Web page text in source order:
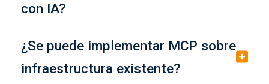
con IA?
¿Se puede implementar MCP sobre
infraestructura existente?